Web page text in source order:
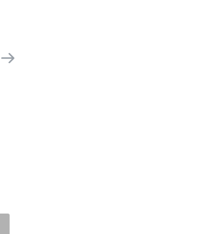
Mon fils qui est autiste est stimulé tous les